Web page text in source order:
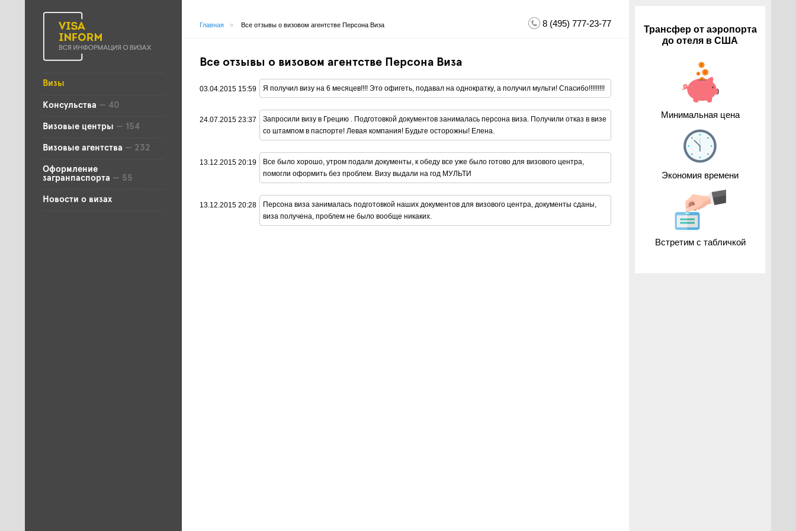
Визы
Консульства — 40
Визовые центры — 154
Визовые агентства — 232
Оформление
загранпаспорта — 55
Новости о визах
Главная » Все отзывы о визовом агентстве Персона Виза 8 (495) 777-23-77
Все отзывы о визовом агентстве Персона Виза
03.04.2015 15:59 Я получил визу на 6 месяцев!!!! Это офигеть, подавал на однократку, а получил мульти! Спасибо!!!!!!!!!
24.07.2015 23:37
Запросили визу в Грецию . Подготовкой документов занималась персона виза. Получили отказ в визе
со штампом в паспорте! Левая компания! Будьте осторожны! Елена.
13.12.2015 20:19
Все было хорошо, утром подали документы, к обеду все уже было готово для визового центра,
помогли оформить без проблем. Визу выдали на год МУЛЬТИ
13.12.2015 20:28
Персона виза занималась подготовкой наших документов для визового центра, документы сданы,
виза получена, проблем не было вообще никаких.
Трансфер от аэропорта
до отеля в США
Минимальная цена
Экономия времени
Встретим с табличкой